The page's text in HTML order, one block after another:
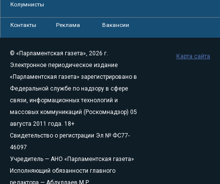
Колумнисты
Контакты Реклама Вакансии
© «Парламентская газета», 2026 г.
Электронное периодическое издание
«Парламентская газета» зарегистрировано в
Федеральной службе по надзору в сфере
связи, информационных технологий и
массовых коммуникаций (Роскомнадзор) 05
августа 2011 года. 18+
Свидетельство о регистрации Эл № ФС77-
46097
Учредитель — АНО «Парламентская газета»
Исполняющий обязанности главного
редактора — Абдуллаев М.Р.
Карта сайта